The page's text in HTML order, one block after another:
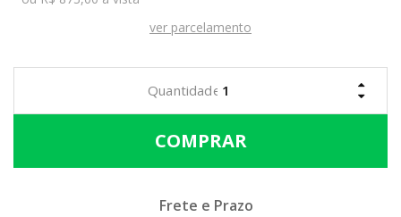
ver parcelamento
Calcular o Frete